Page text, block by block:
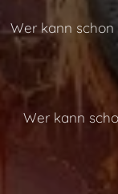
Wer kann
Wer kann